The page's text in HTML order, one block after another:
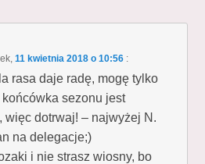
,11 kwietnia 2018 o 10:56 :
rasa daje radę, mogę tylko
sezonu jest
więc dotrwaj! – najwyżej N.
na delegacje;)
i nie strasz wiosny, bo